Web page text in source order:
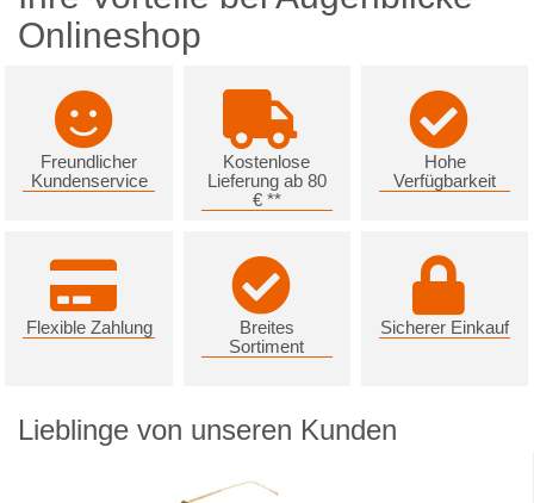
Onlineshop
Freundlicher
Kundenservice
Kostenlose
Lieferung ab 80
€ **
Hohe
Verfügbarkeit
Flexible Zahlung
Breites
Sortiment
Sicherer Einkauf
Lieblinge von unseren Kunden